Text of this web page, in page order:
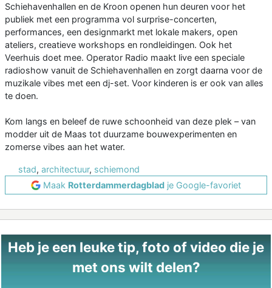
Schiehavenhallen en de Kroon openen hun deuren voor het
publiek met een programma vol surprise-concerten,
performances, een designmarkt met lokale makers, open
ateliers, creatieve workshops en rondleidingen. Ook het
Veerhuis doet mee. Operator Radio maakt live een speciale
radioshow vanuit de Schiehavenhallen en zorgt daarna voor de
muzikale vibes met een dj-set. Voor kinderen is er ook van alles
te doen.
Kom langs en beleef de ruwe schoonheid van deze plek – van
modder uit de Maas tot duurzame bouwexperimenten en
zomerse vibes aan het water.
stad, architectuur, schiemond
Maak Rotterdammerdagblad je Google-favoriet
Heb je een leuke tip, foto of video die je
met ons wilt delen?